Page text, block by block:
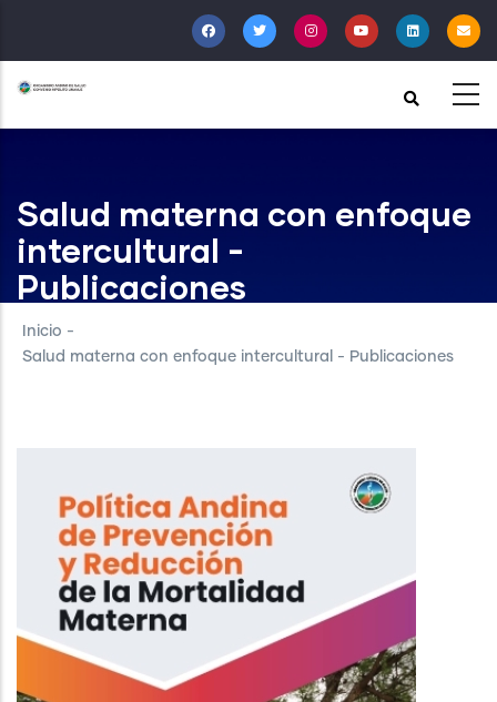
al
contenido
principal
Salud materna con enfoque
intercultural -
Publicaciones
Inicio -
Salud materna con enfoque intercultural - Publicaciones